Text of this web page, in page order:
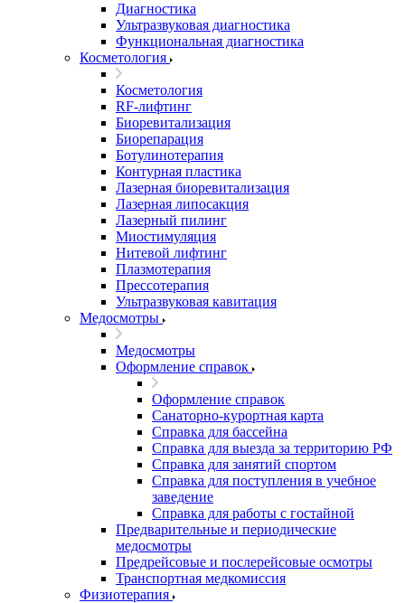
Диагностика
Ультразвуковая диагностика
Функциональная диагностика
Косметология
Косметология
RF-лифтинг
Биоревитализация
Биорепарация
Ботулинотерапия
Контурная пластика
Лазерная биоревитализация
Лазерная липосакция
Лазерный пилинг
Миостимуляция
Нитевой лифтинг
Плазмотерапия
Прессотерапия
Ультразвуковая кавитация
Медосмотры
Медосмотры
Оформление справок
Оформление справок
Санаторно-курортная карта
Справка для бассейна
Справка для выезда за территорию РФ
Справка для занятий спортом
Справка для поступления в учебное
заведение
Справка для работы с гостайной
Предварительные и периодические
медосмотры
Предрейсовые и послерейсовые осмотры
Транспортная медкомиссия
Физиотерапия